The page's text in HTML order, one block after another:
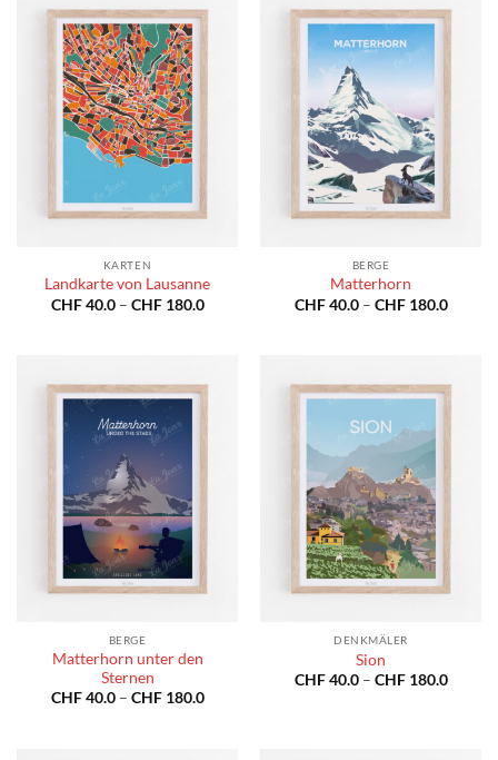
KARTEN
Landkarte von Lausanne
CHF40.0 – CHF180.0Preisspanne:
BERGE
Matterhorn
CHF40.0 – CHF180.0
BERGE
Matterhorn unter den
Sternen
CHF40.0 – CHF180.0Preisspanne:
DENKMÄLER
Sion
CHF40.0 – CHF180.0